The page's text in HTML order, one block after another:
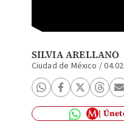
SILVIA ARELLANO
Ciudad de México /